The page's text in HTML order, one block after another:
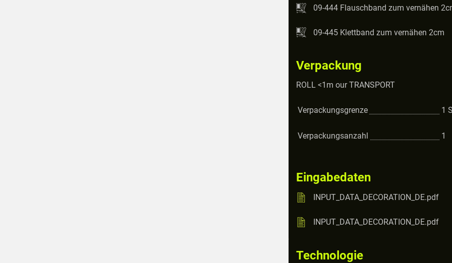
09-444 Flauschband zum vernähen
09-445 Klettband zum vernähen 2cm
Verpackung
ROLL <1m our TRANSPORT
Verpackungsgrenze 1
Verpackungsanzahl 1
Eingabedaten
INPUT_DATA_DECORATION_DE.pdf
INPUT_DATA_DECORATION_DE.pdf
Technologie